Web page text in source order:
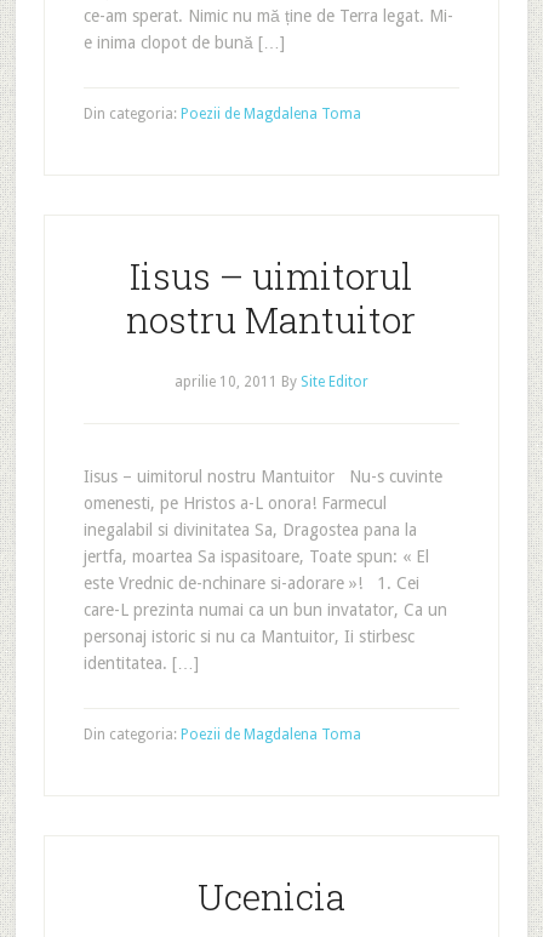
ce-am sperat. Nimic nu mă ține de Terra legat. Mi-
e inima clopot de bună […]
Din categoria: Poezii de Magdalena Toma
Iisus – uimitorul
nostru Mantuitor
aprilie 10, 2011 By Site Editor
Iisus – uimitorul nostru Mantuitor Nu-s cuvinte
omenesti, pe Hristos a-L onora! Farmecul
inegalabil si divinitatea Sa, Dragostea pana la
jertfa, moartea Sa ispasitoare, Toate spun: « El
este Vrednic de-nchinare si-adorare »! 1. Cei
care-L prezinta numai ca un bun invatator, Ca un
personaj istoric si nu ca Mantuitor, Ii stirbesc
identitatea. […]
Din categoria: Poezii de Magdalena Toma
Ucenicia